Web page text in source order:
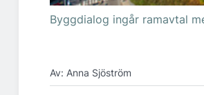
Byggdialog ingår ramavtal
Av: Anna Sjöström